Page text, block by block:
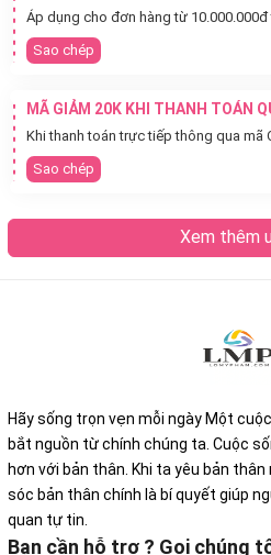
Áp dụng cho đơn hàng từ 10.000.000đ
Sao chép
MÃ GIẢM 20K KHI THANH TOÁN
Khi thanh toán trực tiếp thông qua mã
Sao chép
Xem thêm
Hãy sống trọn vẹn mỗi ngày Một
bắt nguồn từ chính chúng ta. Cuộc
hơn với bản thân. Khi ta yêu bản
sóc bản thân chính là bí quyết giúp
quan tự tin.
Bạn cần hỗ trợ ? Gọi chúng